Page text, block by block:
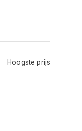
Hoogste prijs